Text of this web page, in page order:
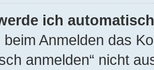
ich
beim Anmelden das
anmelden“ nicht